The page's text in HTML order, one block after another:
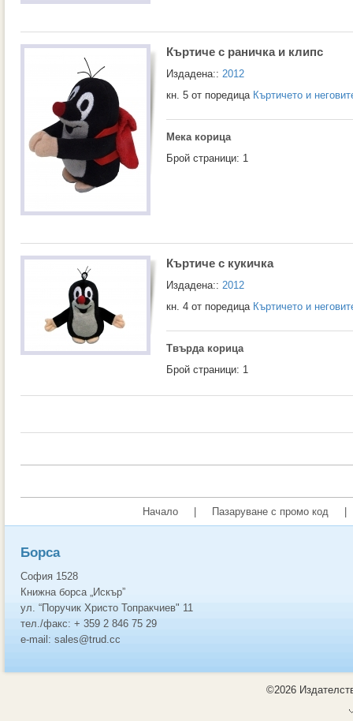
Къртиче с раничка и клипс
Издадена:: 2012
кн. 5 от поредица Къртичето и
Мека корица
Брой страници: 1
Къртиче с кукичка
Издадена:: 2012
кн. 4 от поредица Къртичето и
Твърда корица
Брой страници: 1
Начало Пазаруване с промо код
Борса
София 1528
Книжна борса „Искър”
ул. “Поручик Христо Топракчиев" 11
тел./факс: + 359 2 846 75 29
e-mail: sales@trud.cc
©2026